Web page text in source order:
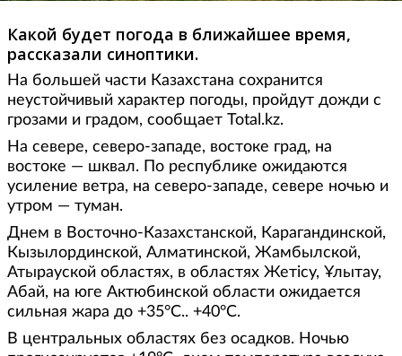
Какой будет погода в ближайшее время,
рассказали синоптики.
На большей части Казахстана сохранится
неустойчивый характер погоды, пройдут дожди с
грозами и градом, сообщает Total.kz.
На севере, северо-западе, востоке град, на
востоке — шквал. По республике ожидаются
усиление ветра, на северо-западе, севере ночью и
утром — туман.
Днем в Восточно-Казахстанской, Карагандинской,
Кызылординской, Алматинской, Жамбылской,
Атырауской областях, в областях Жетісу, Ұлытау,
Абай, на юге Актюбинской области ожидается
сильная жара до +35°С.. +40°С.
В центральных областях без осадков. Ночью